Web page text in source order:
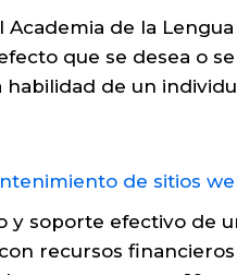
Academia de la
que se desea o
de un
y soporte efectivo de
recursos